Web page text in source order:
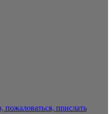
пожаловаться, прислать